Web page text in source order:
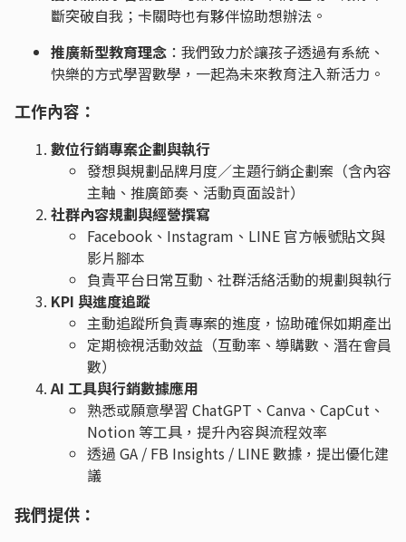
斷突破自我；卡關時也有夥伴協助想辦法。
推廣新型教育理念 ：我們致力於讓孩子透過有系統、
快樂的方式學習數學，一起為未來教育注入新活力。
工作內容：
數位行銷專案企劃與執行
發想與規劃品牌月度／主題行銷企劃案（含內容
主軸、推廣節奏、活動頁面設計）
社群內容規劃與經營撰寫
Facebook、Instagram、LINE 官方帳號貼文與
影片腳本
負責平台日常互動、社群活絡活動的規劃與執行
KPI 與進度追蹤
主動追蹤所負責專案的進度，協助確保如期產出
定期檢視活動效益（互動率、導購數、潛在會員
數）
AI 工具與行銷數據應用
熟悉或願意學習 ChatGPT、Canva、CapCut、
Notion 等工具，提升內容與流程效率
透過 GA / FB Insights / LINE 數據，提出優化建
議
我們提供：